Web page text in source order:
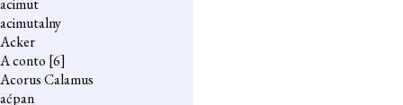
acimut
acimutalny
Acker
A conto [6]
Acorus Calamus
aćpan